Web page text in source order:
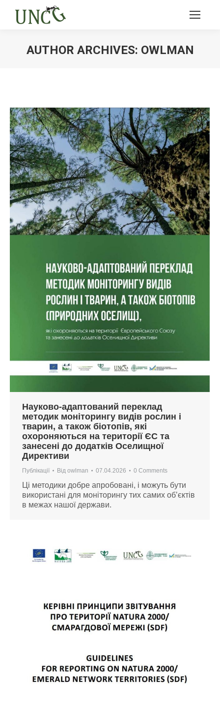
AUTHOR ARCHIVES: OWLMAN
Науково-адаптований переклад
методик монiторингу видiв рослин i
тварин, а також бiотопiв, які
охороняються на території ЄС та
занесені до додатків Оселищної
Директиви
Публікації Від owlman 07.04.2026 0 Comments
Ці методики добре апробовані, і можуть бути
використані для моніторингу тих самих обʼєктів
в межах нашої держави.